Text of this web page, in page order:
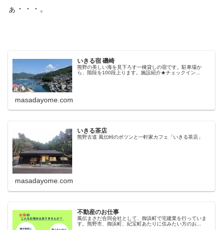
ぁ・・・。
いきる宿 磯崎
熊野の美しい海を見下ろす一棟貸しの宿です。駐車場か
ら、階段を100段上ります。施設紹介★チェックイン...
masadayome.com
いきる茶店
熊野古道 風伝峠のポツンと一軒家カフェ「いきる茶店」
masadayome.com
不動産のお仕事
風伝まさだ合同会社として、御浜町で宅建業を行っていま
す。熊野市、御浜町、紀宝町あたりに住みたい方のお...